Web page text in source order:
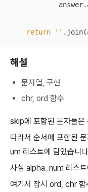
return ''
해설
문자열, 구현
chr, ord 함수
skip에 포함된 문자들은
따라서 순서에 포함된
um 리스트에 담았습니
사실 alpha_num 리스
여기서 잠시 ord, chr 함